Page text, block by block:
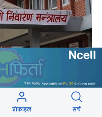
१५ दिने सूचना,
प्रोफाइल सर्च